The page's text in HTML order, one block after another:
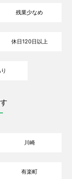
残業少なめ
休日120日以上
川崎
有楽町